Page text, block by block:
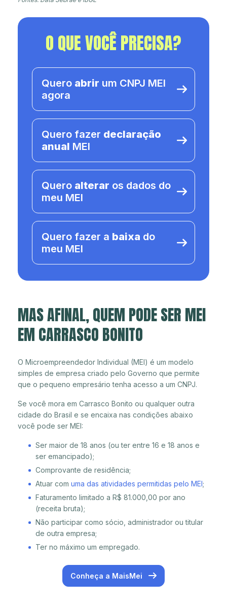
O QUE VOCÊ PRECISA?
Quero abrir um CNPJ MEI
agora
Quero fazer declaração
anual MEI
Quero alterar os dados do
meu MEI
Quero fazer a baixa do
meu MEI
MAS AFINAL, QUEM PODE SER MEI
EM CARRASCO BONITO
O Microempreendedor Individual (MEI) é um modelo
simples de empresa criado pelo Governo que permite
que o pequeno empresário tenha acesso a um CNPJ.
Se você mora em Carrasco Bonito ou qualquer outra
cidade do Brasil e se encaixa nas condições abaixo
você pode ser MEI:
Ser maior de 18 anos (ou ter entre 16 e 18 anos e
ser emancipado);
Comprovante de residência;
Atuar com uma das atividades permitidas pelo MEI;
Faturamento limitado a R$ 81.000,00 por ano
(receita bruta);
Não participar como sócio, administrador ou titular
de outra empresa;
Ter no máximo um empregado.
Conheça a MaisMei